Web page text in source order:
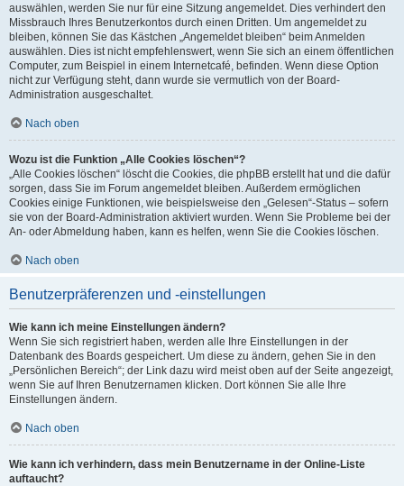
auswählen, werden Sie nur für eine Sitzung angemeldet. Dies verhindert den
Missbrauch Ihres Benutzerkontos durch einen Dritten. Um angemeldet zu
bleiben, können Sie das Kästchen „Angemeldet bleiben“ beim Anmelden
auswählen. Dies ist nicht empfehlenswert, wenn Sie sich an einem öffentlichen
Computer, zum Beispiel in einem Internetcafé, befinden. Wenn diese Option
nicht zur Verfügung steht, dann wurde sie vermutlich von der Board-
Administration ausgeschaltet.
Nach oben
Wozu ist die Funktion „Alle Cookies löschen“?
„Alle Cookies löschen“ löscht die Cookies, die phpBB erstellt hat und die dafür
sorgen, dass Sie im Forum angemeldet bleiben. Außerdem ermöglichen
Cookies einige Funktionen, wie beispielsweise den „Gelesen“-Status – sofern
sie von der Board-Administration aktiviert wurden. Wenn Sie Probleme bei der
An- oder Abmeldung haben, kann es helfen, wenn Sie die Cookies löschen.
Nach oben
Benutzerpräferenzen und -einstellungen
Wie kann ich meine Einstellungen ändern?
Wenn Sie sich registriert haben, werden alle Ihre Einstellungen in der
Datenbank des Boards gespeichert. Um diese zu ändern, gehen Sie in den
„Persönlichen Bereich“; der Link dazu wird meist oben auf der Seite angezeigt,
wenn Sie auf Ihren Benutzernamen klicken. Dort können Sie alle Ihre
Einstellungen ändern.
Nach oben
Wie kann ich verhindern, dass mein Benutzername in der Online-Liste
auftaucht?